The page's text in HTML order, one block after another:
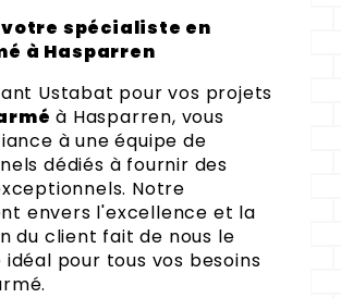
spécialiste en
à Hasparren
Ustabat pour vos projets
à Hasparren, vous
à une équipe de
dédiés à fournir des
Notre
envers l'excellence et la
du client fait de nous le
pour tous vos besoins